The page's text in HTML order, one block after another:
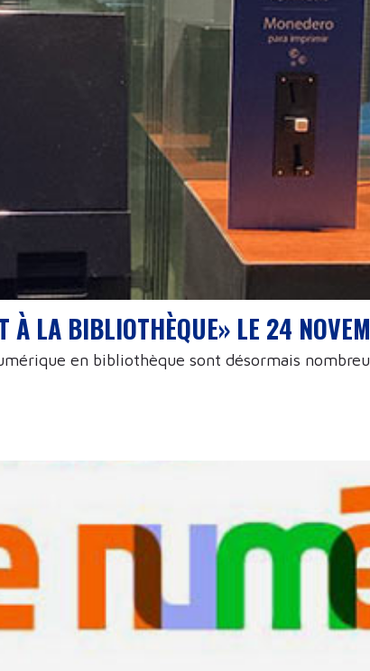
À LA BIBLIOTHÈQUE» LE 24
en bibliothèque sont désormais